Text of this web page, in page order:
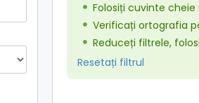
Folosiți cuvinte
Verificați ortografia
Reduceți filtrele,
Resetați filtrul